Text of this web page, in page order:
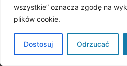
wszystkie” oznacza zgodę na
plików cookie.
Dostosuj Odrzucać